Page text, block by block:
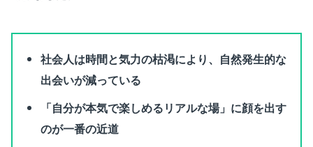
社会人は時間と気力の枯渇により、自然発生的な
出会いが減っている
「自分が本気で楽しめるリアルな場」に顔を出す
のが一番の近道